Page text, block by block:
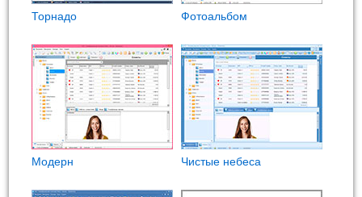
Торнадо Фотоальбом
Модерн Чистые небеса